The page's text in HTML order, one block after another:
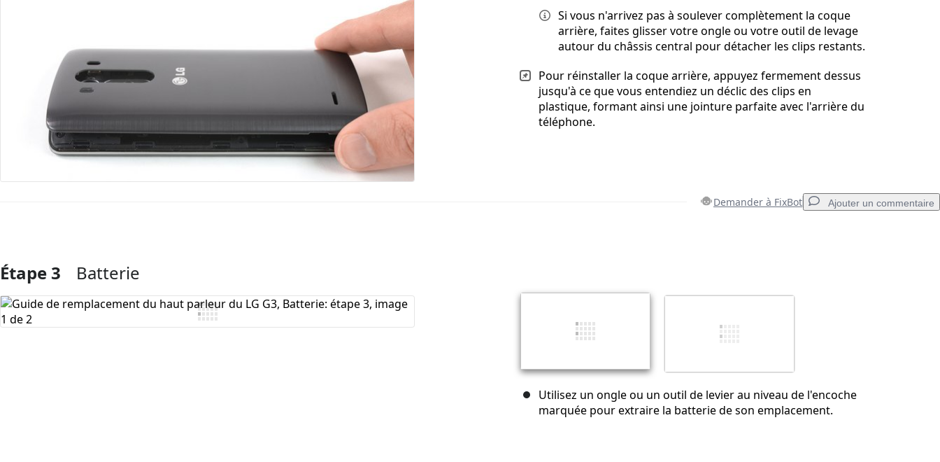
Si vous n'arrivez pas à soulever complètement la coque
arrière, faites glisser votre ongle ou votre outil de levage
autour du châssis central pour détacher les clips restants.
Pour réinstaller la coque arrière, appuyez fermement dessus
jusqu'à ce que vous entendiez un déclic des clips en
plastique, formant ainsi une jointure parfaite avec l'arrière du
téléphone.
Demander à FixBot Ajouter un commentaire
Ajouter un commentaire
Étape 3 Batterie
Utilisez un ongle ou un outil de levier au niveau de l'encoche
marquée pour extraire la batterie de son emplacement.